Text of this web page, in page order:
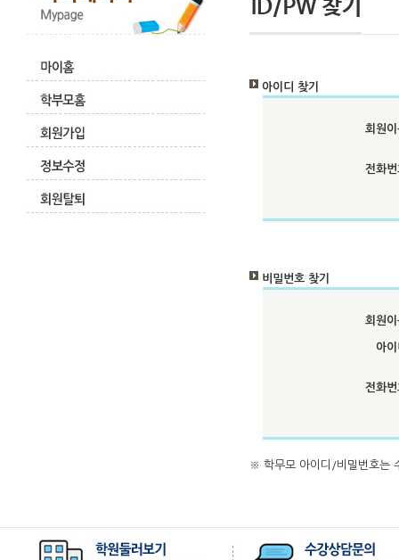
아이디 찾기
회원이
전화번
비밀번호 찾기
회원이
아
전화번
※ 학무모 아이디/비밀번호는